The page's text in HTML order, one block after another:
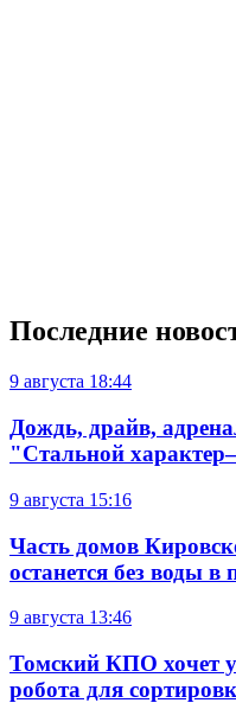
Последние
9 августа 18:44
Дождь, драйв,
"Стальной
9 августа 15:16
Часть домов
останется без воды в
9 августа 13:46
Томский КПО хочет
робота для